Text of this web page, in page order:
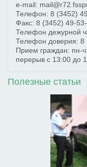
e-mail:
Телефон: 8 (3452)
Факс: 8 (3452) 49-
Телефон дежурной
Телефон доверия: 8
Прием граждан: пн-
перерыв с 13:00 до
Полезные статьи